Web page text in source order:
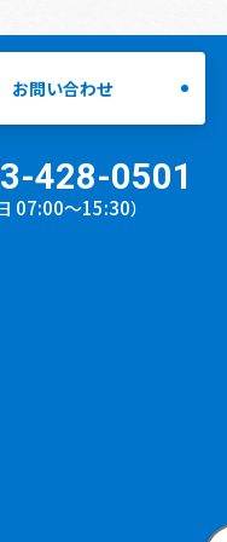
お問い合わせ
428-0501
07:00〜15:30）